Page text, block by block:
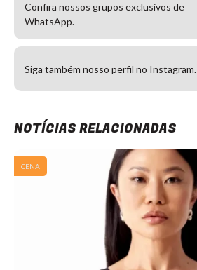
Confira nossos grupos exclusivos de
WhatsApp.
Siga também nosso perfil no Instagram.
NOTÍCIAS RELACIONADAS
CENA